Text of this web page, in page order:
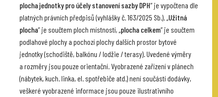
plocha jednotky pro účely stanovení sazby DPH“ je vypočtena dle
platných právních předpisů (vyhlášky č. 163/2025 Sb.). „Užitná
plocha“ je součtem ploch místností, „plocha celkem“ je součtem
podlahové plochy a pochozí plochy dalších prostor bytové
jednotky (schodiště, balkónu / lodžie / terasy). Uvedené výměry
a rozměry jsou pouze orientační. Vyobrazené zařízení v plánech
(nábytek, kuch. linka, el. spotřebiče atd.) není součástí dodávky,
veškeré vyobrazené informace jsou pouze ilustrativního